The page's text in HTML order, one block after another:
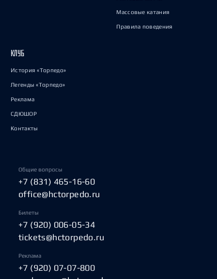
Массовые катания
Правила поведения
КЛУБ
История «Торпедо»
Легенды «Торпедо»
Реклама
СДЮШОР
Контакты
Общие вопросы
+7 (831) 465-16-60
office@hctorpedo.ru
Билеты
+7 (920) 006-05-34
tickets@hctorpedo.ru
Реклама
+7 (920) 07-07-800